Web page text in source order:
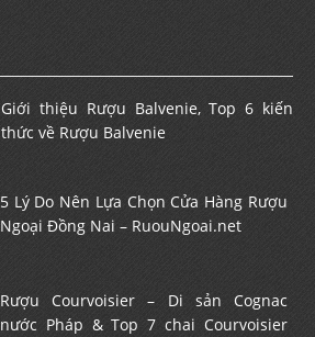
Giới thiệu Rượu Balvenie, Top 6 kiến
thức về Rượu Balvenie
5 Lý Do Nên Lựa Chọn Cửa Hàng Rượu
Ngoại Đồng Nai – RuouNgoai.net
Rượu Courvoisier – Di sản Cognac
nước Pháp & Top 7 chai Courvoisier